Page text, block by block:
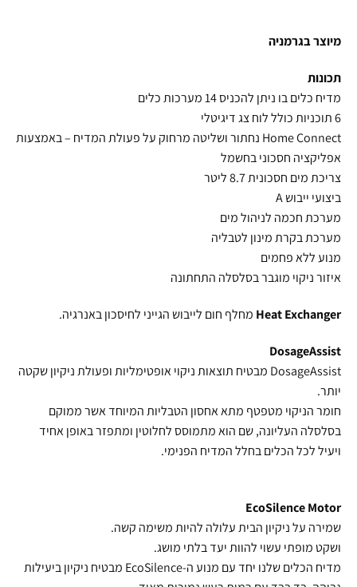
מיוצר בגרמניה
תכונות
מדיח כלים בו ניתן להכניס 14 מערכות כלים
6 תוכניות כולל לוח צג דיגיטלי
Home Connect נחתור ושליטה מרחוק על פעולת המדיח – באמצעות
אפליקציה חסכוני בחשמל
צריכת מים חסכונית 8.7 ליטר
ביצועי ייבוש A
מערכת חכמה לניהול מים
מערכת בקרת מינון לטבליה
מנוע ללא פחמים
איזור ניקוי מוגבר בסלסלה התחתונה
Heat Exchanger מחלף חום לייבוש הגייני לחיסכון באנרגיה.
DosageAssist
DosageAssist מבטיח תוצאות ניקוי אופטימליות ופעולת ניקיון שקטה
יותר.
חומר הניקוי מטפטף מתא אחסון הטבליות המיוחד אשר ממוקם
בסלסלה העליונה, שם הוא מתמוסס לחלוטין ומתפזר באופן אחיד
ויעיל לכל הכלים בחלל המדיח הפנימי.
EcoSilence Motor
שמירה על ניקיון הבית עלולה להיות משימה קשה.
ושקט מופתי עשוי להוות יעד בלתי מושג.
מדיח הכלים שלנו יחד עם מנוע ה-EcoSilence מבטיח ניקיון ביעילות